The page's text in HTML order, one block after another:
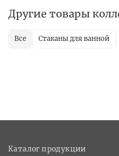
Другие товары
Все Стаканы для ванной
Каталог продукции